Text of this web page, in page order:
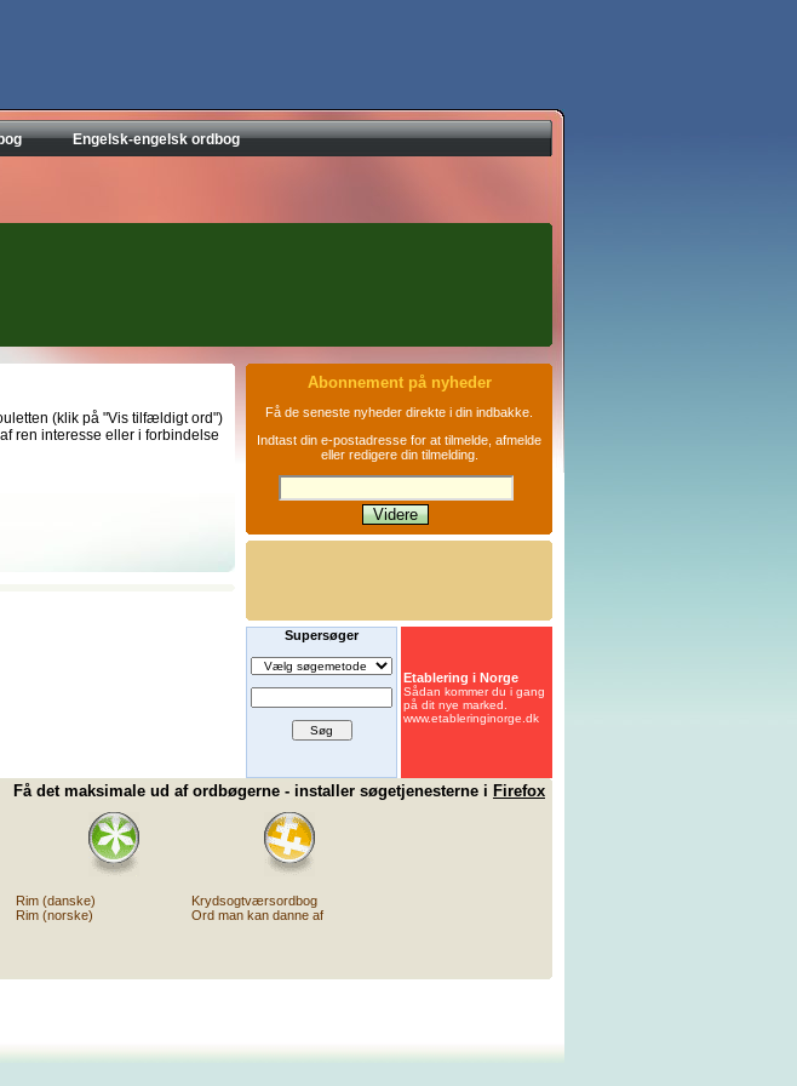
Engelsk-engelsk ordbog
(klik på "Vis tilfældigt ord")
ren interesse eller i forbindelse
Abonnement på nyheder
Få de seneste nyheder direkte i din indbakke.
Indtast din e-postadresse for at tilmelde, afmelde
eller redigere din tilmelding.
Få det maksimale ud af ordbøgerne - installer søgetjenesterne i Firefox
Rim (danske)
Rim (norske)
Krydsogtværsordbog
Ord man kan danne af